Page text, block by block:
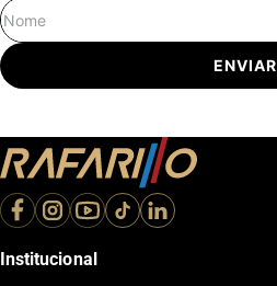
ENVIAR
Institucional